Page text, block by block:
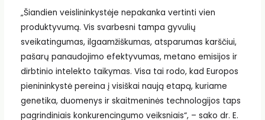
„Šiandien veislininkystėje nepakanka vertinti vien
produktyvumą. Vis svarbesni tampa gyvulių
sveikatingumas, ilgaamžiškumas, atsparumas karščiui,
pašarų panaudojimo efektyvumas, metano emisijos ir
dirbtinio intelekto taikymas. Visa tai rodo, kad Europos
pienininkystė pereina į visiškai naują etapą, kuriame
genetika, duomenys ir skaitmeninės technologijos taps
pagrindiniais konkurencingumo veiksniais“, – sako dr. E.